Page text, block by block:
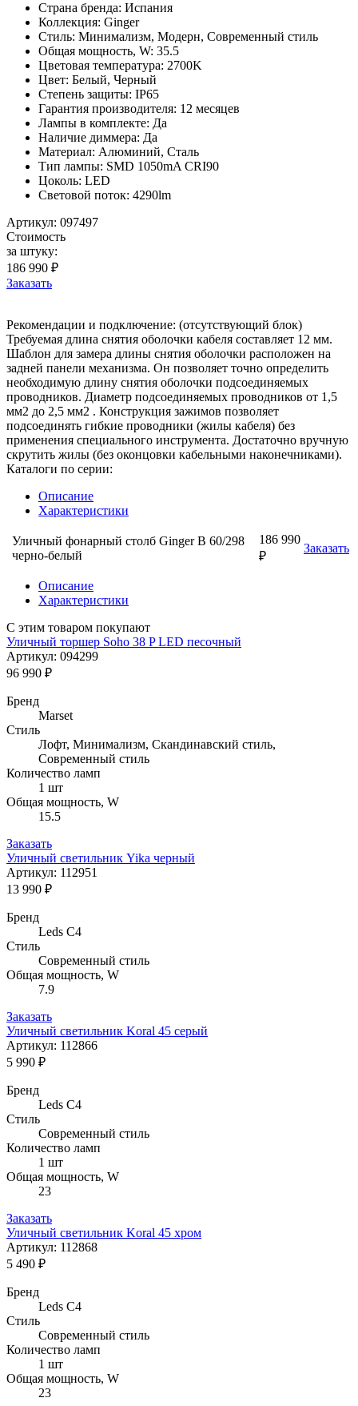
Страна бренда: Испания
Коллекция: Ginger
Стиль: Минимализм, Модерн, Современный стиль
Общая мощность, W: 35.5
Цветовая температура: 2700K
Цвет: Белый, Черный
Степень защиты: IP65
Гарантия производителя: 12 месяцев
Лампы в комплекте: Да
Наличие диммера: Да
Материал: Алюминий, Сталь
Тип лампы: SMD 1050mA CRI90
Цоколь: LED
Световой поток: 4290lm
Артикул: 097497
Стоимость
за штуку:
186 990 ₽
Заказать
Рекомендации и подключение: (отсутствующий блок)
Требуемая длина снятия оболочки кабеля составляет 12 мм.
Шаблон для замера длины снятия оболочки расположен на
задней панели механизма. Он позволяет точно определить
необходимую длину снятия оболочки подсоединяемых
проводников. Диаметр подсоединяемых проводников от 1,5
мм2 до 2,5 мм2 . Конструкция зажимов позволяет
подсоединять гибкие проводники (жилы кабеля) без
применения специального инструмента. Достаточно вручную
скрутить жилы (без оконцовки кабельными наконечниками).
Каталоги по серии:
Описание
Характеристики
Уличный фонарный столб Ginger B 60/298
черно-белый
186 990
₽
Заказать
Описание
Характеристики
С этим товаром покупают
Уличный торшер Soho 38 P LED песочный
Артикул: 094299
96 990 ₽
Бренд
Marset
Стиль
Лофт, Минимализм, Скандинавский стиль,
Современный стиль
Количество ламп
1 шт
Общая мощность, W
15.5
Заказать
Уличный светильник Yika черный
Артикул: 112951
13 990 ₽
Бренд
Leds C4
Стиль
Современный стиль
Общая мощность, W
7.9
Заказать
Уличный светильник Koral 45 серый
Артикул: 112866
5 990 ₽
Бренд
Leds C4
Стиль
Современный стиль
Количество ламп
1 шт
Общая мощность, W
23
Заказать
Уличный светильник Koral 45 хром
Артикул: 112868
5 490 ₽
Бренд
Leds C4
Стиль
Современный стиль
Количество ламп
1 шт
Общая мощность, W
23